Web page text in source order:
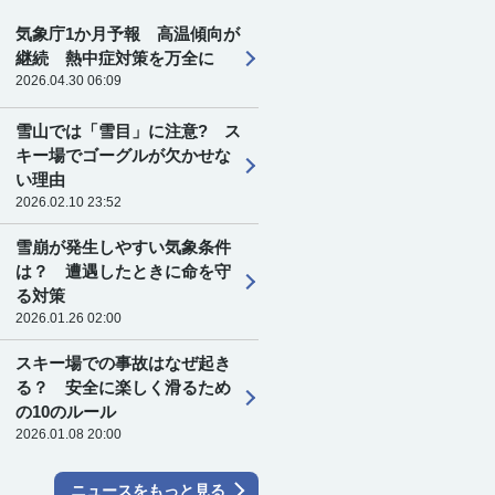
気象庁1か月予報 高温傾向が
継続 熱中症対策を万全に
2026.04.30 06:09
雪山では「雪目」に注意? ス
キー場でゴーグルが欠かせな
い理由
2026.02.10 23:52
雪崩が発生しやすい気象条件
は？ 遭遇したときに命を守
る対策
2026.01.26 02:00
スキー場での事故はなぜ起き
る？ 安全に楽しく滑るため
の10のルール
2026.01.08 20:00
ニュースをもっと見る